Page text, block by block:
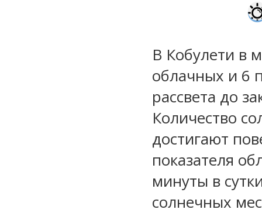
В Кобулети в
облачных и 6
рассвета до
Количество
достигают
показателя
минуты в
солнечных